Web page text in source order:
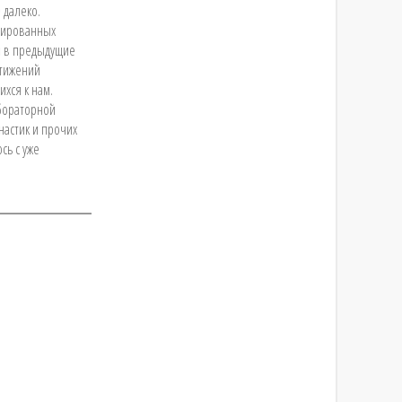
в предыдущие
к нам.
и прочих
с уже